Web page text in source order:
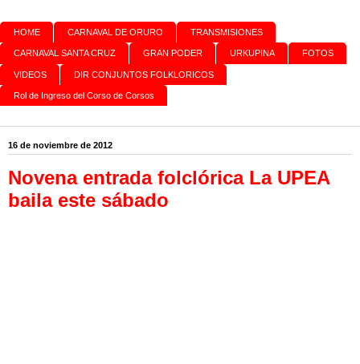
HOME CARNAVAL DE ORURO TRANSMISIONES
CARNAVAL SANTA CRUZ GRAN PODER URKUPINA FOTOS
VIDEOS DIR CONJUNTOS FOLKLORICOS
Rol de Ingreso del Corso de Corsos
16 de noviembre de 2012
Novena entrada folclórica La UPEA
baila este sábado